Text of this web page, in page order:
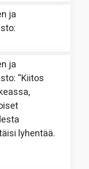
ja
:
ja
: “Kiitos
lyhentää.